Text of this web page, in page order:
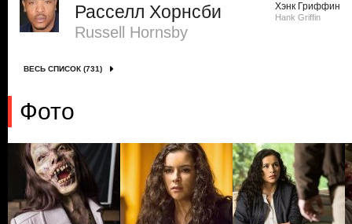
Расселл Хорнсби
Russell Hornsby
Хэнк Гриффин
Hank Griffin
ВЕСЬ СПИСОК (731)
Фото